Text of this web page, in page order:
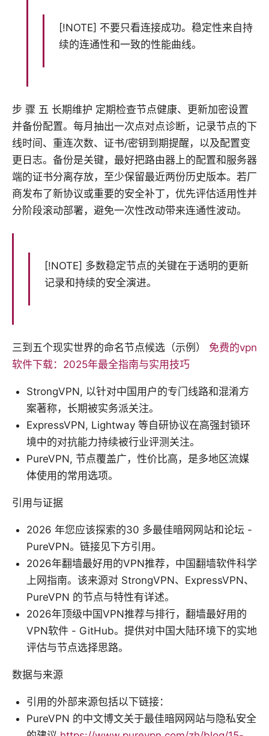
[!NOTE] 不要只看连接成功。稳定性来自持
续的连通性和一致的性能曲线。
步 骤 五 长期维护 定期检查节点健康、更新加密设置
并备份配置。每月抽出一次点对点诊断，记录节点的下
线时间、重连次数、证书/密钥到期提醒，以及配置变
更日志。备份是关键，最好把路由器上的配置和服务器
端的证书分离存放，至少保留最近两份历史版本。若厂
商发布了新协议或重要的安全补丁，优先评估适用性并
分阶段滚动部署，避免一次性改动带来连通性波动。
[!NOTE] 多数稳定节点的关键在于透明的更新
记录和持续的安全演进。
三到五个现实世界的命名节点候选（示例） 免费的vpn
软件下载：2025年最全指南与实用技巧
StrongVPN, 以针对中国用户的专门线路和混淆方
案著称，长期被实务派关注。
ExpressVPN, Lightway 等自研协议在高强封锁环
境中的对抗能力持续被行业评测关注。
PureVPN, 节点覆盖广，性价比高，是多地区流媒
体使用的常用选项。
引用与证据
2026 年您应该探索的30 多最佳暗网网站和论坛 -
PureVPN。链接见下方引用。
2026年翻墙最好用的VPN推荐，中国翻墙软件科学
上网指南。该来源对 StrongVPN、ExpressVPN、
PureVPN 的节点与特性有详述。
2026年顶级中国VPN推荐与排行，翻墙最好用的
VPN软件 - GitHub。提供对中国大陆环境下的实地
评估与节点选择思路。
数据与来源
引用的外部来源包括以下链接：
PureVPN 的中文博文关于最佳暗网网站与隐私安全